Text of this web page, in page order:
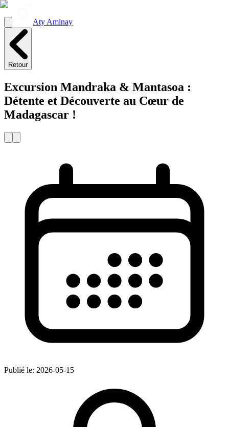
Aty Aminay
Retour
Excursion Mandraka & Mantasoa :
Détente et Découverte au Cœur de
Madagascar !
Publié le: 2026-05-15